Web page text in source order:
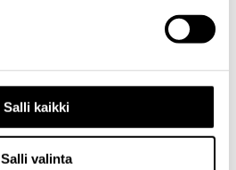
Salli kaikki
Salli valinta